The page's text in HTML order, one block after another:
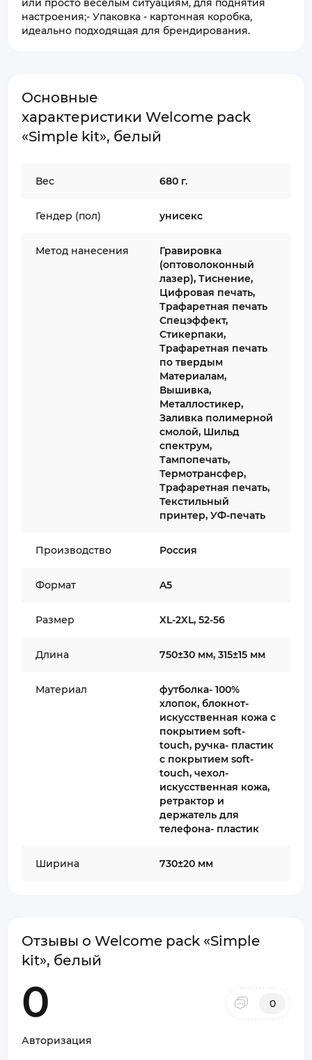
или просто весёлым ситуациям, для поднятия
настроения;- Упаковка - картонная коробка,
идеально подходящая для брендирования.
Основные
характеристики Welcome pack
«Simple kit», белый
Вес 680 г.
Гендер (пол) унисекс
Метод нанесения
Гравировка
(оптоволоконный
лазер), Тиснение,
Цифровая печать,
Трафаретная печать
Спецэффект,
Стикерпаки,
Трафаретная печать
по твердым
Материалам,
Вышивка,
Металлостикер,
Заливка полимерной
смолой, Шильд
спектрум,
Тампопечать,
Термотрансфер,
Трафаретная печать,
Текстильный
принтер, УФ-печать
Производство Россия
Формат A5
Размер XL-2XL, 52-56
Длина 750±30 мм, 315±15 мм
Материал
футболка- 100%
хлопок, блокнот-
искусственная кожа с
покрытием soft-
touch, ручка- пластик
с покрытием soft-
touch, чехол-
искусственная кожа,
ретрактор и
держатель для
телефона- пластик
Ширина 730±20 мм
Отзывы о Welcome pack «Simple
kit», белый
0 0
Авторизация